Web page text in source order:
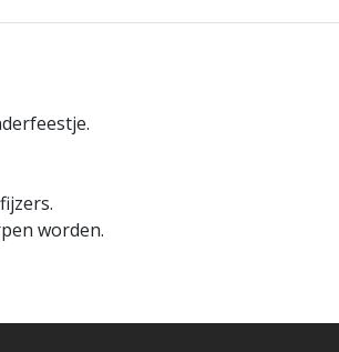
worden.